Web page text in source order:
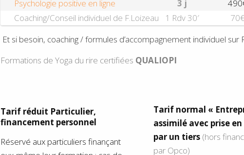
Psychologie positive en ligne
3 j
Coaching/Conseil individuel de F.Loizeau
1 Rdv 30′ 70€
Et si besoin, coaching / formules d’accompagnement individuel sur
Formations de Yoga du rire certifiées QUALIOPI
Tarif réduit Particulier,
financement personnel
Réservé aux particuliers finançant
Tarif normal «
assimilé avec prise
par un tiers (hors
par Opco)